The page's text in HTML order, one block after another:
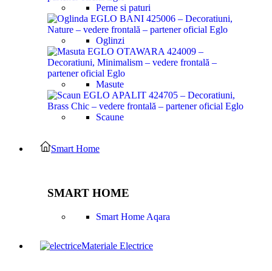
Perne si paturi
Oglinzi
Masute
Scaune
Smart Home
SMART HOME
Smart Home Aqara
Materiale Electrice